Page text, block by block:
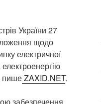
України 27
щодо
електричної
електроенергію
пишеZAXID.NET.